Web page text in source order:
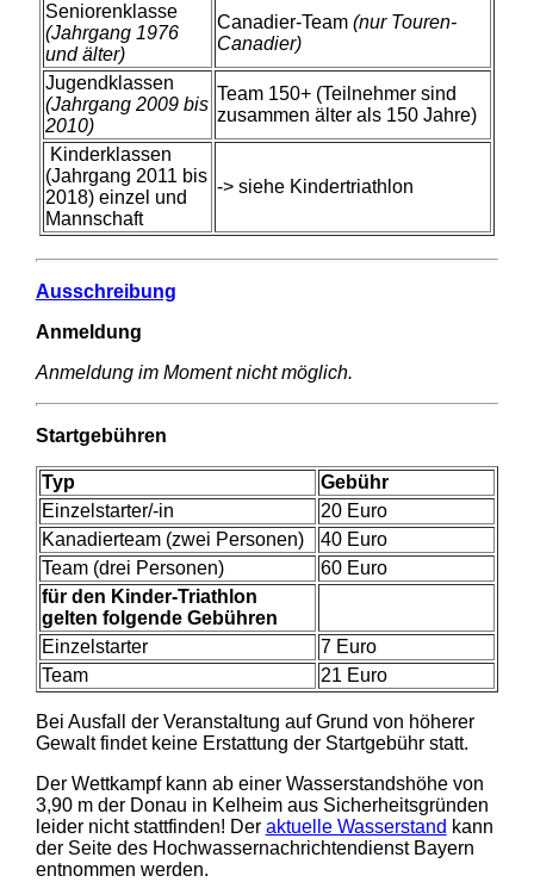
Seniorenklasse
(Jahrgang 1976
und älter)
Canadier-Team (nur Touren-
Canadier)
Jugendklassen
(Jahrgang 2009 bis
2010)
Team 150+ (Teilnehmer sind
zusammen älter als 150 Jahre)
Kinderklassen
(Jahrgang 2011 bis
2018) einzel und
Mannschaft
-> siehe Kindertriathlon
Ausschreibung
Anmeldung
Anmeldung im Moment nicht möglich.
Startgebühren
Typ
Gebühr
Einzelstarter/-in
20 Euro
Kanadierteam (zwei Personen)
40Euro
Team (drei Personen)
60Euro
für den Kinder-Triathlon
gelten folgende Gebühren
Einzelstarter
7 Euro
Team
21 Euro
Bei Ausfall der Veranstaltung auf Grund von höherer
Gewalt findet keine Erstattung der Startgebühr statt.
Der Wettkampf kann ab einer Wasserstandshöhe von
3,90 m der Donau in Kelheim aus Sicherheitsgründen
leider nicht stattfinden! Der aktuelle Wasserstand kann
der Seite des Hochwassernachrichtendienst Bayern
entnommen werden.